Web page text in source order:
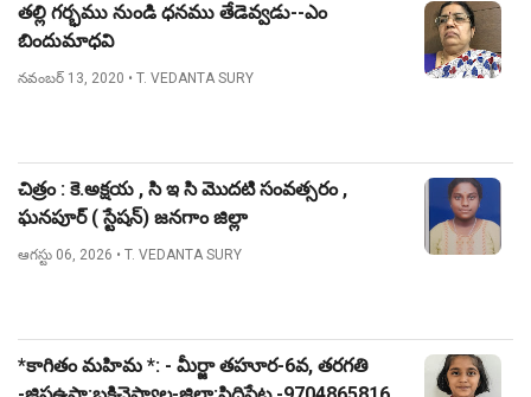
తల్లి గర్భము నుండి ధనము తేడెవ్వడు--ఎం
బిందుమాధవి
నవంబర్ 13, 2020 • T. VEDANTA SURY
చిత్రం : కె.అక్షయ , సి ఇ సి మొదటి సంవత్సరం ,
ఘనపూర్ ( స్టేషన్) జనగాం జిల్లా
ఆగస్టు 06, 2026 • T. VEDANTA SURY
*కాగితం మహిమ *: - మీర్జా తహూర-6వ, తరగతి